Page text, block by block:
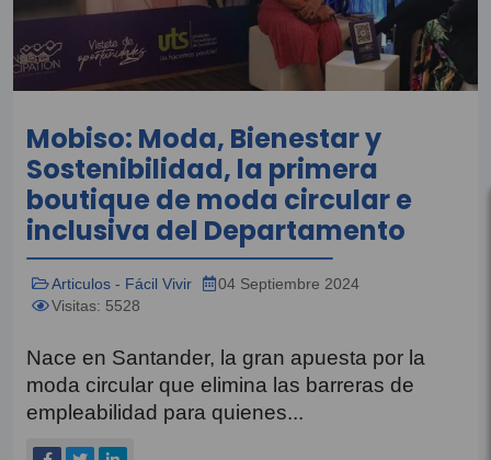
Mobiso: Moda, Bienestar y
Sostenibilidad, la primera
boutique de moda circular e
inclusiva del Departamento
Articulos - Fácil Vivir
04 Septiembre 2024
Visitas: 5528
Nace en Santander, la gran apuesta por la
moda circular que elimina las barreras de
empleabilidad para quienes...